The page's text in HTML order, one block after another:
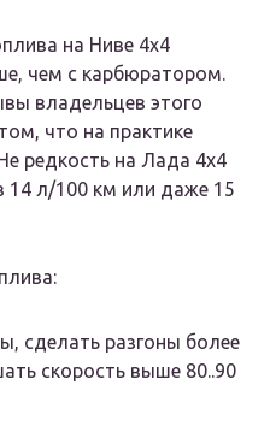
на Ниве 4х4
чем с карбюратором.
владельцев этого
что на практике
редкость на Лада 4х4
14 л/100 км или даже 15
сделать разгоны более
скорость выше 80..90